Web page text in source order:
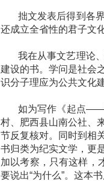
拙文发表后得到各界
还成立全省性的君子文
我在从事文艺理论、
建设的书。学问是社会
识分子理应为公共文化
如为写作《起点——中
村、肥西县山南公社、
节反复核对。同时到相
书归类为纪实文学，更
加以考察，只有这样，
要说出“为什么”。这本